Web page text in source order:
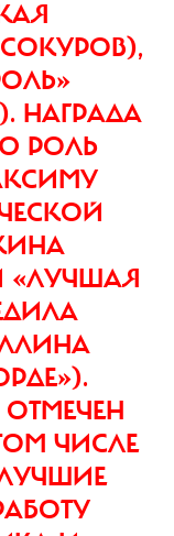
НАГРАДА
РОЛЬ
«ЛУЧШАЯ
ЧИСЛЕ